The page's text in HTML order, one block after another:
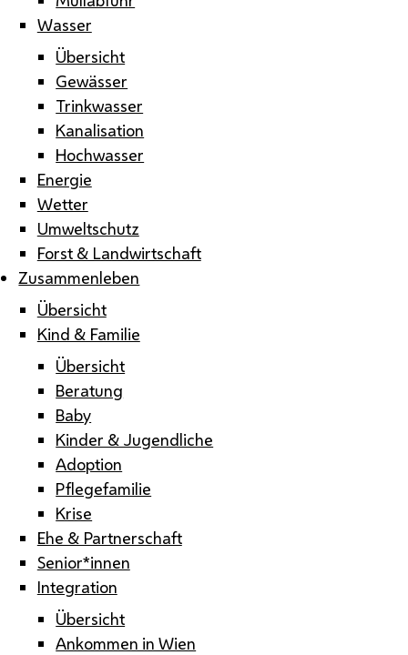
Wasser
Übersicht
Gewässer
Trinkwasser
Kanalisation
Hochwasser
Energie
Wetter
Umweltschutz
Forst & Landwirtschaft
Zusammenleben
Übersicht
Kind & Familie
Übersicht
Beratung
Baby
Kinder & Jugendliche
Adoption
Pflegefamilie
Krise
Ehe & Partnerschaft
Senior*innen
Integration
Übersicht
Ankommen in Wien